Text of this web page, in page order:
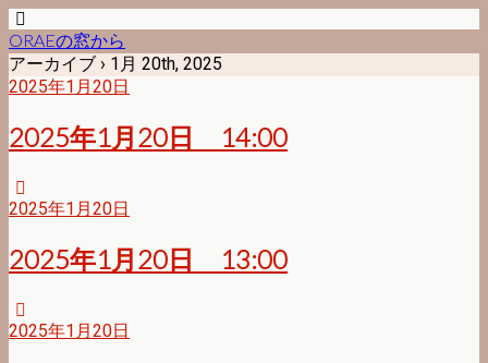
ORAEの窓から
アーカイブ › 1月 20th, 2025
2025年1月20日
2025年1月20日 14:00
2025年1月20日
2025年1月20日 13:00
2025年1月20日